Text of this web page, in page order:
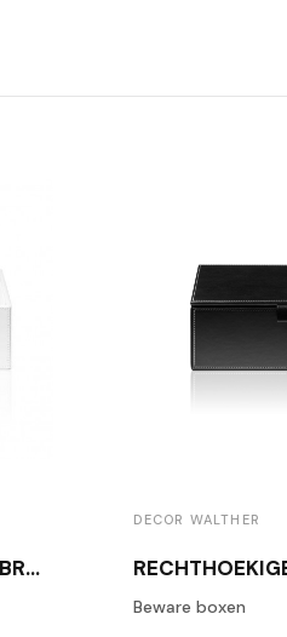
RECHTHOEKIGE DOOS BROWNIE BOD2 WITTE LEDER
DECOR WALTHER
Beware boxen